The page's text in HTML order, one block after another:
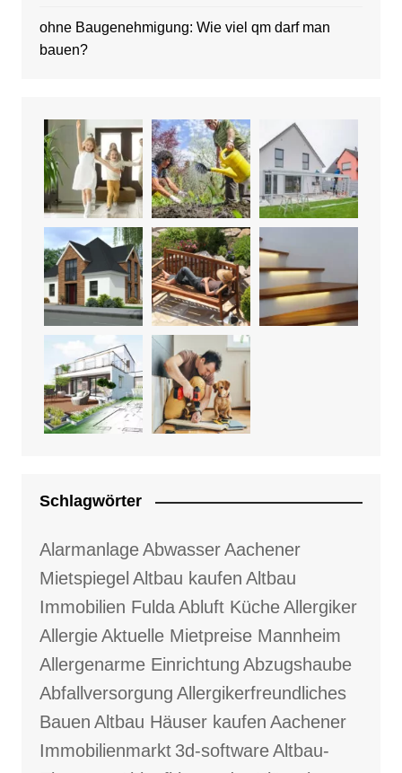
ohne Baugenehmigung: Wie viel qm darf man
bauen?
Schlagwörter
AlarmanlageAbwasserAachener
Mietspiegel Altbau kaufen Altbau
Immobilien FuldaAbluft KücheAllergiker
AllergieAktuelle Mietpreise Mannheim
Allergenarme Einrichtung Abzugshaube
Abfallversorgung Allergikerfreundliches
Bauen Altbau Häuser kaufen Aachener
Immobilienmarkt 3d-softwareAltbau-